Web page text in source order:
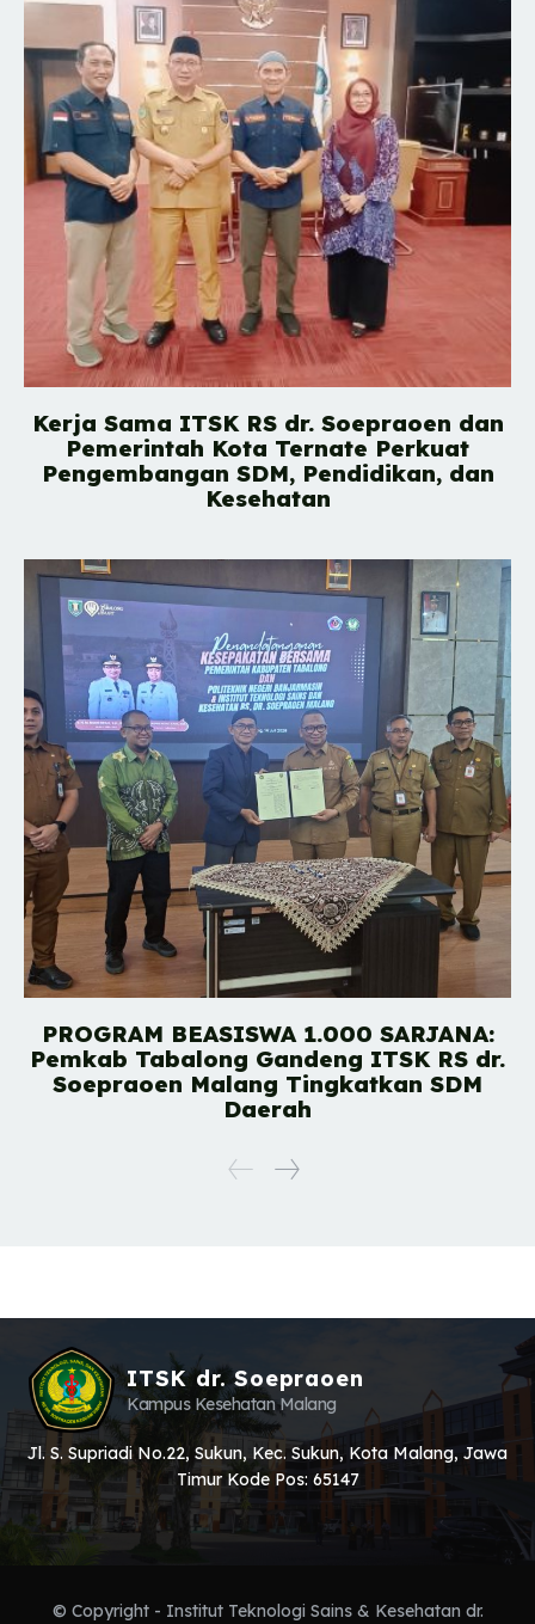
Kerja Sama ITSK RS dr. Soepraoen dan
Pemerintah Kota Ternate Perkuat
Pengembangan SDM, Pendidikan, dan
Kesehatan
PROGRAM BEASISWA 1.000 SARJANA:
Pemkab Tabalong Gandeng ITSK RS dr.
Soepraoen Malang Tingkatkan SDM
Daerah
ITSK dr. Soepraoen
Kampus Kesehatan Malang
Jl. S. Supriadi No.22, Sukun, Kec. Sukun, Kota Malang, Jawa
Timur Kode Pos: 65147
© Copyright - Institut Teknologi Sains & Kesehatan dr.